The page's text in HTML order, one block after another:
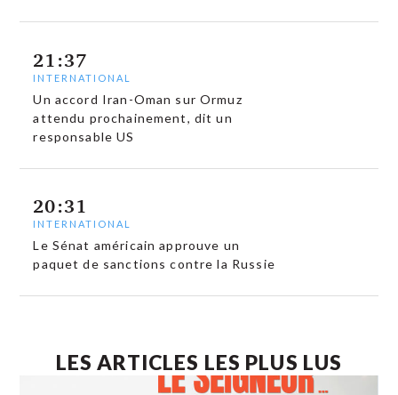
21:37
INTERNATIONAL
Un accord Iran-Oman sur Ormuz
attendu prochainement, dit un
responsable US
20:31
INTERNATIONAL
Le Sénat américain approuve un
paquet de sanctions contre la Russie
LES ARTICLES LES PLUS LUS